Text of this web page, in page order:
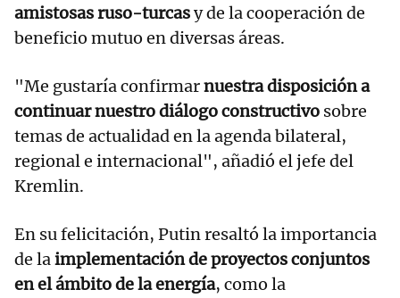
amistosas ruso-turcasy de la cooperación de
beneficio mutuo en diversas áreas.
"Me gustaría confirmarnuestra disposición a
continuar nuestro diálogo constructivo sobre
temas de actualidad en la agenda bilateral,
regional e internacional", añadió el jefe del
Kremlin.
En su felicitación, Putin resaltó la importancia
de laimplementación de proyectos conjuntos
en el ámbito de la energía, como la